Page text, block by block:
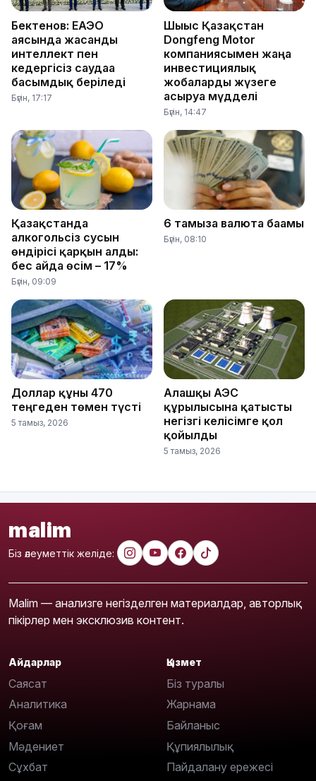
Бектенов: ЕАЭО
аясында жасанды
интеллект пен
кедергісіз саудаға
басымдық беріледі
Бүгін, 17:17
Шығыс Қазақстан
Dongfeng Motor
компаниясымен жаңа
инвестициялық
жобаларды жүзеге
асыруға мүдделі
Бүгін, 14:47
Қазақстанда
алкогольсіз сусын
өндірісі қарқын алды:
бес айда өсім – 17%
Бүгін, 09:09
6 тамызға валюта бағамы
Бүгін, 08:10
Доллар құны 470
теңгеден төмен түсті
5 тамыз, 2026
Алғашқы АЭС
құрылысына қатысты
негізгі келісімге қол
қойылды
5 тамыз, 2026
malim
Біз әлеуметтік желіде:
Malim — анализге негізделген материалдар, авторлық
пікірлер мен эксклюзив контент.
Айдарлар
Саясат
Аналитика
Қоғам
Мәдениет
Сұхбат
Қызмет
Біз туралы
Жарнама
Байланыс
Құпиялылық
Пайдалану ережесі